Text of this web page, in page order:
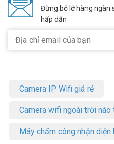
Đừng bỏ lỡ hàng ngàn
hấp dẫn
Camera IP Wifi giá rẻ
Camera wifi ngoài trời nào
Máy chấm công nhận diện